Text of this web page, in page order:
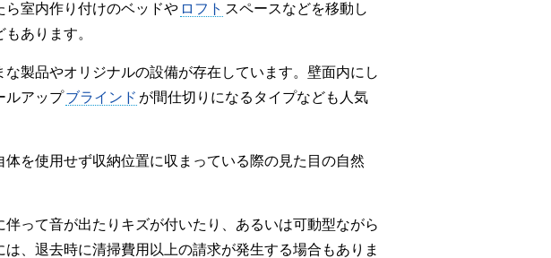
ら室内作り付けのベッドや ロフト スペースなどを移動し
あります。
製品やオリジナルの設備が存在しています。壁面内にし
ルアップブラインド が間仕切りになるタイプなども人気
を使用せず収納位置に収まっている際の見た目の自然
って音が出たりキズが付いたり、あるいは可動型ながら
、退去時に清掃費用以上の請求が発生する場合もありま